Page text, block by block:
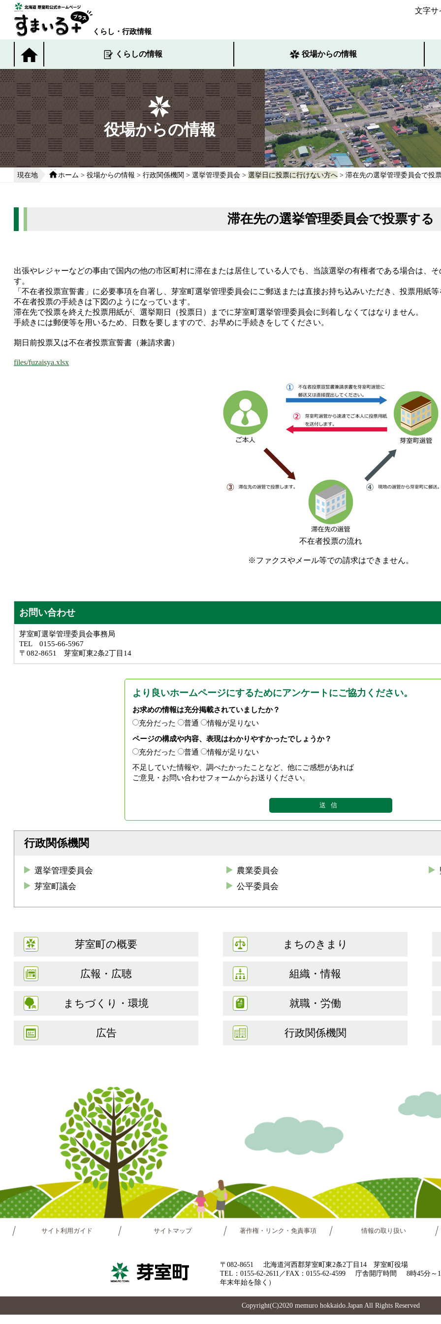
くらし・行政情報
文字サ
くらしの情報 役場からの情報
役場からの情報
現在地 ホーム > 役場からの情報 > 行政関係機関 > 選挙管理委員会 > 選挙日に投票に行けない方へ > 滞在先の選挙管理委員会で投
滞在先の選挙管理委員会で投票する
出張やレジャーなどの事由で国内の他の市区町村に滞在または居住している人でも、当該選挙の有権者である場合は、
す。
「不在者投票宣誓書」に必要事項を自署し、芽室町選挙管理委員会にご郵送または直接お持ち込みいただき、投票用紙
不在者投票の手続きは下図のようになっています。
滞在先で投票を終えた投票用紙が、選挙期日（投票日）までに芽室町選挙管理委員会に到着しなくてはなりません。
手続きには郵便等を用いるため、日数を要しますので、お早めに手続きをしてください。
期日前投票又は不在者投票宣誓書（兼請求書）
files/fuzaisya.xlsx
不在者投票の流れ
※ファクスやメール等での請求はできません。
お問い合わせ
芽室町選挙管理委員会事務局
TEL 0155-66-5967
〒082-8651 芽室町東2条2丁目14
より良いホームページにするためにアンケートにご協力ください。
お求めの情報は充分掲載されていましたか？
充分だった
普通
情報が足りない
ページの構成や内容、表現はわかりやすかったでしょうか？
充分だった
普通
情報が足りない
不足していた情報や、調べたかったことなど、他にご感想があれば
ご意見・お問い合わせフォームからお送りください。
行政関係機関
選挙管理委員会 農業委員会
芽室町議会
公平委員会
芽室町の概要 まちのきまり
広報・広聴 組織・情報
まちづくり・環境 就職・労働
広告 行政関係機関
サイト利用ガイド サイトマップ 著作権・リンク・免責事項 情報の取り扱い
〒082-8651
北海道河西郡芽室町東2条2丁目14 芽室町役場
TEL：0155-62-2611／FAX：0155-62-4599
庁舎開庁時間
8時45分～
年末年始を除く）
Copyright(C)2020 memuro hokkaido.Japan All Rights Reserved